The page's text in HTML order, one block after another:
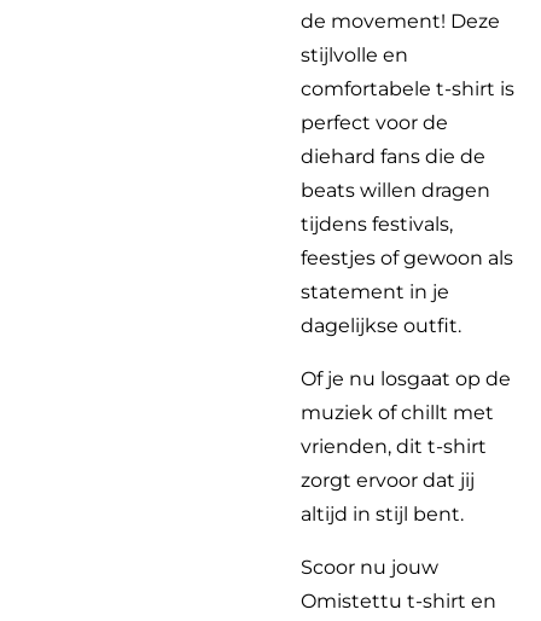
de movement! Deze
stijlvolle en
comfortabele t-shirt is
perfect voor de
diehard fans die de
beats willen dragen
tijdens festivals,
feestjes of gewoon als
statement in je
dagelijkse outfit.
Of je nu losgaat op de
muziek of chillt met
vrienden, dit t-shirt
zorgt ervoor dat jij
altijd in stijl bent.
Scoor nu jouw
Omistettu t-shirt en